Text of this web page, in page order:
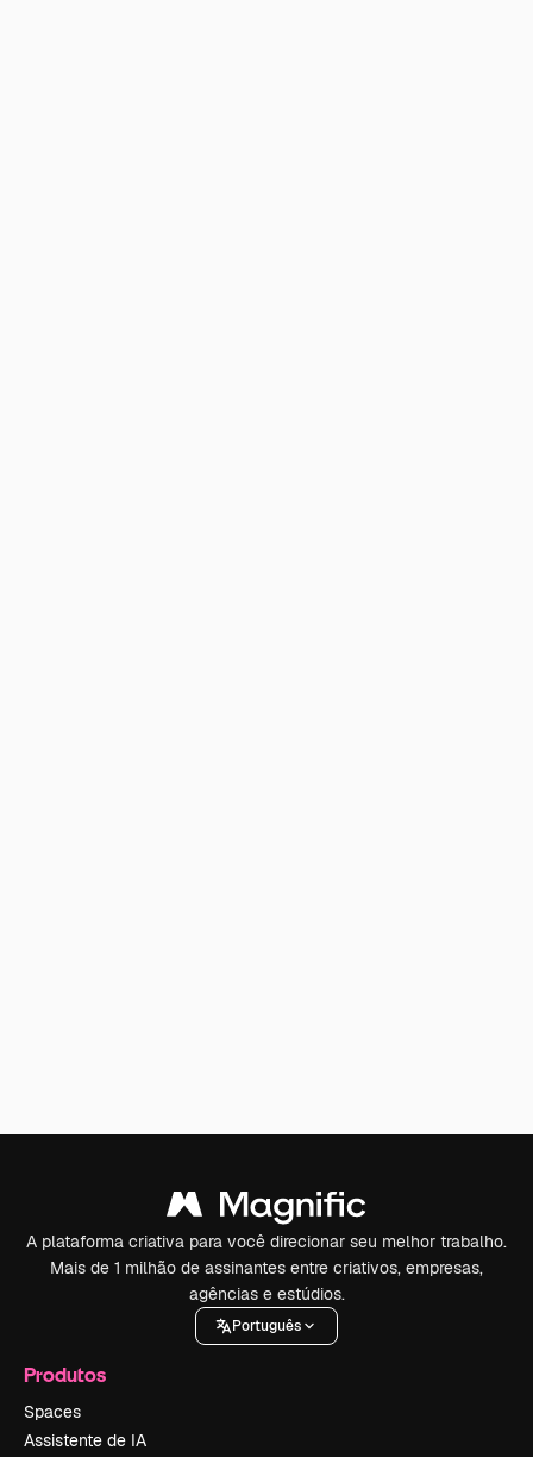
A plataforma criativa para você direcionar seu melhor trabalho.
Mais de 1 milhão de assinantes entre criativos, empresas,
agências e estúdios.
Português
Produtos
Spaces
Assistente de IA